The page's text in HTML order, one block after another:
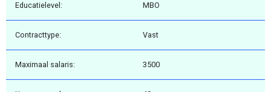
Educatielevel: MBO
Contracttype: Vast
Maximaal salaris: 3500